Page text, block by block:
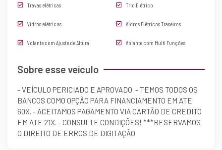
Travas elétricas Trio Elétrico
Vidros elétricos Vidros Elétricos Traseiros
Volante com Ajuste de Altura Volante com Multi Funções
Sobre esse veículo
- VEÍCULO PERICIADO E APROVADO. - TEMOS TODOS OS
BANCOS COMO OPÇÃO PARA FINANCIAMENTO EM ATE
60X. - ACEITAMOS PAGAMENTO VIA CARTÃO DE CREDITO
EM ATE 21X. - CONSULTE CONDIÇÕES! ***RESERVAMOS
O DIREITO DE ERROS DE DIGITAÇÃO